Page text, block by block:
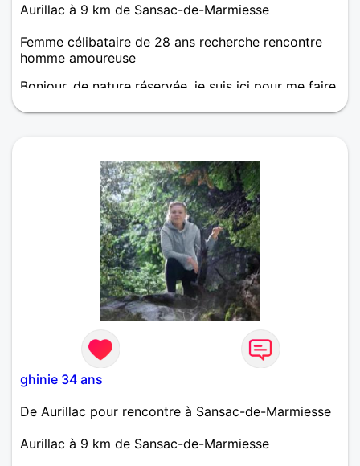
Aurillac à 9 km de Sansac-de-Marmiesse
Femme célibataire de 28 ans recherche rencontre
homme amoureuse
Bonjour, de nature réservée, je suis ici pour me faire
ghinie 34 ans
De Aurillac pour rencontre à Sansac-de-Marmiesse
Aurillac à 9 km de Sansac-de-Marmiesse